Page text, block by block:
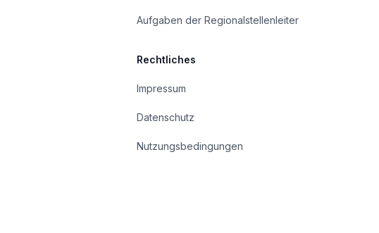
Aufgaben der Regionalstellenleiter
Rechtliches
Impressum
Datenschutz
Nutzungsbedingungen